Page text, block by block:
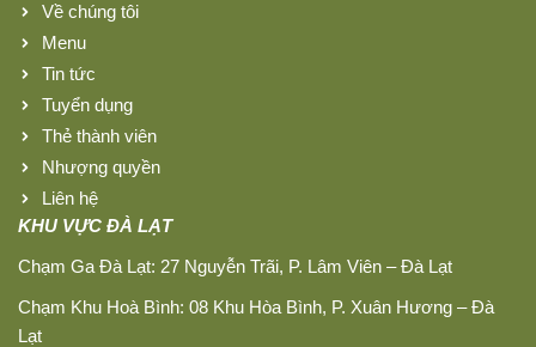
Về chúng tôi
Menu
Tin tức
Tuyển dụng
Thẻ thành viên
Nhượng quyền
Liên hệ
KHU VỰC ĐÀ LẠT
Chạm Ga Đà Lạt: 27 Nguyễn Trãi, P. Lâm Viên – Đà Lạt
Chạm Khu Hoà Bình: 08 Khu Hòa Bình, P. Xuân Hương – Đà
Lạt